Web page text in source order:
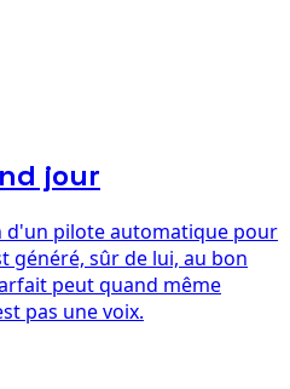
jour
d'un pilote automatique pour
généré, sûr de lui, au bon
peut quand même
pas une voix.